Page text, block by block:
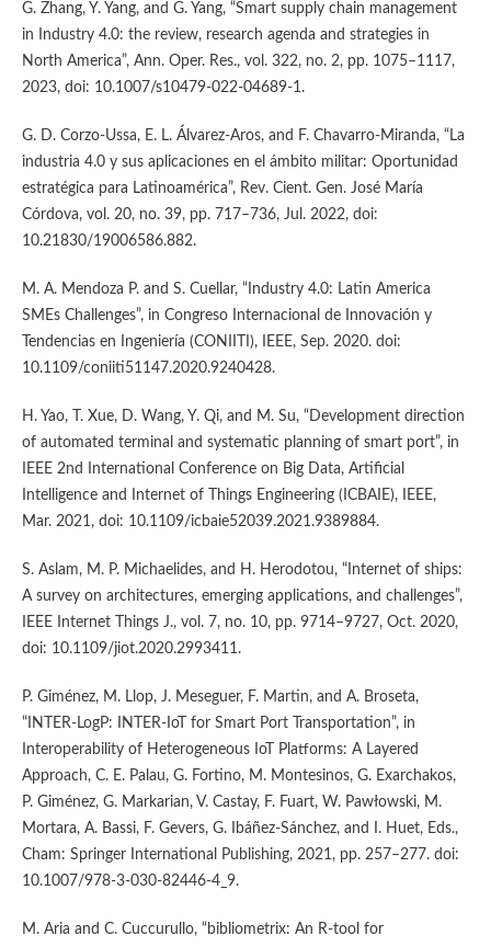
G. Zhang, Y. Yang, and G. Yang, “Smart supply chain management
in Industry 4.0: the review, research agenda and strategies in
North America”, Ann. Oper. Res., vol. 322, no. 2, pp. 1075–1117,
2023, doi: 10.1007/s10479-022-04689-1.
G. D. Corzo-Ussa, E. L. Álvarez-Aros, and F. Chavarro-Miranda, “La
industria 4.0 y sus aplicaciones en el ámbito militar: Oportunidad
estratégica para Latinoamérica”, Rev. Cient. Gen. José María
Córdova, vol. 20, no. 39, pp. 717–736, Jul. 2022, doi:
10.21830/19006586.882.
M. A. Mendoza P. and S. Cuellar, “Industry 4.0: Latin America
SMEs Challenges”, in Congreso Internacional de Innovación y
Tendencias en Ingeniería (CONIITI), IEEE, Sep. 2020. doi:
10.1109/coniiti51147.2020.9240428.
H. Yao, T. Xue, D. Wang, Y. Qi, and M. Su, “Development direction
of automated terminal and systematic planning of smart port”, in
IEEE 2nd International Conference on Big Data, Artificial
Intelligence and Internet of Things Engineering (ICBAIE), IEEE,
Mar. 2021, doi: 10.1109/icbaie52039.2021.9389884.
S. Aslam, M. P. Michaelides, and H. Herodotou, “Internet of ships:
A survey on architectures, emerging applications, and challenges”,
IEEE Internet Things J., vol. 7, no. 10, pp. 9714–9727, Oct. 2020,
doi: 10.1109/jiot.2020.2993411.
P. Giménez, M. Llop, J. Meseguer, F. Martin, and A. Broseta,
“INTER-LogP: INTER-IoT for Smart Port Transportation”, in
Interoperability of Heterogeneous IoT Platforms: A Layered
Approach, C. E. Palau, G. Fortino, M. Montesinos, G. Exarchakos,
P. Giménez, G. Markarian, V. Castay, F. Fuart, W. Pawłowski, M.
Mortara, A. Bassi, F. Gevers, G. Ibáñez-Sánchez, and I. Huet, Eds.,
Cham: Springer International Publishing, 2021, pp. 257–277. doi:
10.1007/978-3-030-82446-4_9.
M. Aria and C. Cuccurullo, “bibliometrix: An R-tool for